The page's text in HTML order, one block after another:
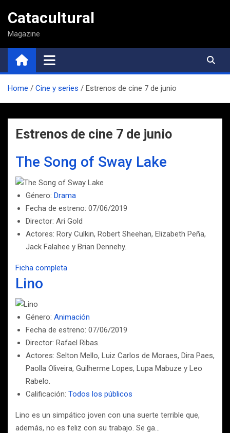
contenido
Catacultural
Magazine
Home Cine y series Estrenos de cine 7 de junio
Estrenos de cine 7 de junio
The Song of Sway Lake
Género: Drama
Fecha de estreno: 07/06/2019
Director: Ari Gold
Actores: Rory Culkin, Robert Sheehan, Elizabeth Peña,
Jack Falahee y Brian Dennehy.
Ficha completa
Lino
Género: Animación
Fecha de estreno: 07/06/2019
Director: Rafael Ribas.
Actores: Selton Mello, Luiz Carlos de Moraes, Dira Paes,
Paolla Oliveira, Guilherme Lopes, Lupa Mabuze y Leo
Rabelo.
Calificación: Todos los públicos
Lino es un simpático joven con una suerte terrible que,
además, no es feliz con su trabajo. Se ga…